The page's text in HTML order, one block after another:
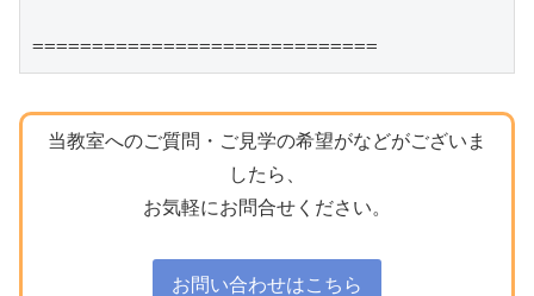
=============================
当教室へのご質問・ご見学の希望がなどがございま
したら、
お気軽にお問合せください。
お問い合わせはこちら